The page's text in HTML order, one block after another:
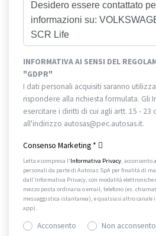
INFORMATIVA AI SENSI DEL
"GDPR"
I dati personali acquisiti saranno
rispondere alla richiesta formulata. Gli
esercitare i diritti di cui agli artt. 15 - 23
all'indirizzo autosas@pec.autosas.it.
Consenso Marketing *
Letta e compresa l’Informativa Privacy,
personali da parte di Autosas SpA per finalità di
dall’Informativa Privacy, con modalità elettroniche
mezzo posta ordinaria o email, telefono (es.
messaggistica istantanea), e qualsiasi altro
app).
Acconsento Non acconsento